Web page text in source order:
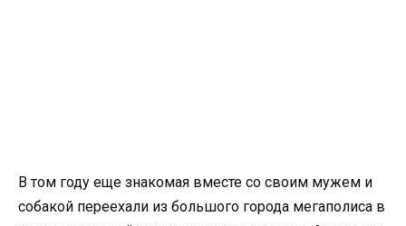
В том году еще знакомая вместе со своим мужем и
собакой переехали из большого города мегаполиса в